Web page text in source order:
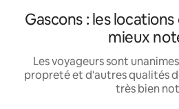
Gascons : les
mieux
Les voyageurs sont
propreté et d'autres qualités
très bien